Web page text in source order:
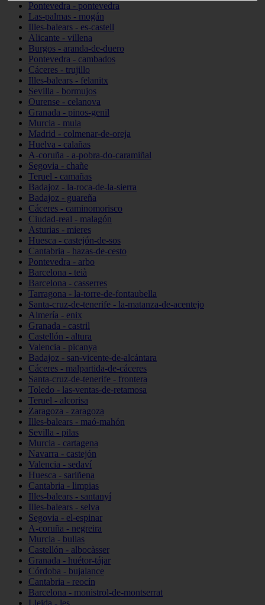
Pontevedra - pontevedra
Las-palmas - mogán
Illes-balears - es-castell
Alicante - villena
Burgos - aranda-de-duero
Pontevedra - cambados
Cáceres - trujillo
Illes-balears - felanitx
Sevilla - bormujos
Ourense - celanova
Granada - pinos-genil
Murcia - mula
Madrid - colmenar-de-oreja
Huelva - calañas
A-coruña - a-pobra-do-caramiñal
Segovia - chañe
Teruel - camañas
Badajoz - la-roca-de-la-sierra
Badajoz - guareña
Cáceres - caminomorisco
Ciudad-real - malagón
Asturias - mieres
Huesca - castejón-de-sos
Cantabria - hazas-de-cesto
Pontevedra - arbo
Barcelona - teià
Barcelona - casserres
Tarragona - la-torre-de-fontaubella
Santa-cruz-de-tenerife - la-matanza-de-acentejo
Almería - enix
Granada - castril
Castellón - altura
Valencia - picanya
Badajoz - san-vicente-de-alcántara
Cáceres - malpartida-de-cáceres
Santa-cruz-de-tenerife - frontera
Toledo - las-ventas-de-retamosa
Teruel - alcorisa
Zaragoza - zaragoza
Illes-balears - maó-mahón
Sevilla - pilas
Murcia - cartagena
Navarra - castejón
Valencia - sedaví
Huesca - sariñena
Cantabria - limpias
Illes-balears - santanyí
Illes-balears - selva
Segovia - el-espinar
A-coruña - negreira
Murcia - bullas
Castellón - albocàsser
Granada - huétor-tájar
Córdoba - bujalance
Cantabria - reocín
Barcelona - monistrol-de-montserrat
Lleida - les